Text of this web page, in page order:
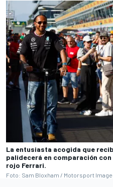
La entusiasta acogida que
palidecerá en comparación
rojo Ferrari.
Foto: Sam Bloxham / Motorsport